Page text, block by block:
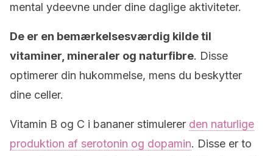
mental ydeevne under dine daglige aktiviteter.
De er en bemærkelsesværdig kilde til
vitaminer, mineraler og naturfibre. Disse
optimerer din hukommelse, mens du beskytter
dine celler.
Vitamin B og C i bananer stimulerer den naturlige
produktion af serotonin og dopamin. Disse er to